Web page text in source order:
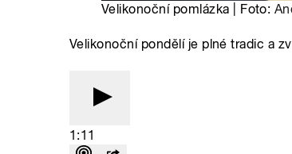
Velikonoční pomlázka | Foto:
Velikonoční pondělí je plné tradic a
1:11